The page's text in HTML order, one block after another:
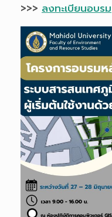
>>> ลงทะเบียนอบรม